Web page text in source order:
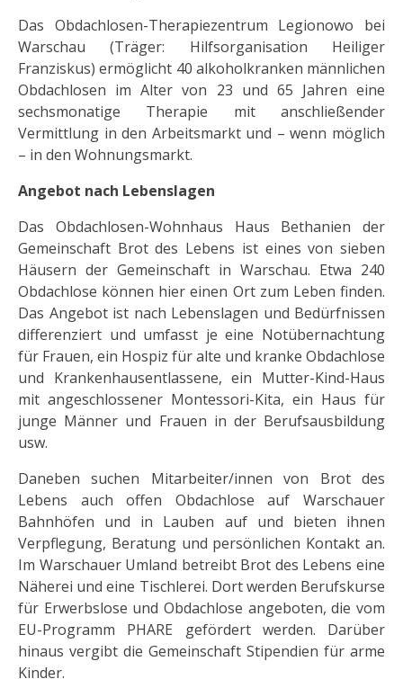
Das Obdachlosen-Therapiezentrum Legionowo bei
Warschau (Träger: Hilfsorganisation Heiliger
Franziskus) ermöglicht 40 alkoholkranken männlichen
Obdachlosen im Alter von 23 und 65 Jahren eine
sechsmonatige Therapie mit anschließender
Vermittlung in den Arbeitsmarkt und – wenn möglich
– in den Wohnungsmarkt.
Angebot nach Lebenslagen
Das Obdachlosen-Wohnhaus Haus Bethanien der
Gemeinschaft Brot des Lebens ist eines von sieben
Häusern der Gemeinschaft in Warschau. Etwa 240
Obdachlose können hier einen Ort zum Leben finden.
Das Angebot ist nach Lebenslagen und Bedürfnissen
differenziert und umfasst je eine Notübernachtung
für Frauen, ein Hospiz für alte und kranke Obdachlose
und Krankenhausentlassene, ein Mutter-Kind-Haus
mit angeschlossener Montessori-Kita, ein Haus für
junge Männer und Frauen in der Berufsausbildung
usw.
Daneben suchen Mitarbeiter/innen von Brot des
Lebens auch offen Obdachlose auf Warschauer
Bahnhöfen und in Lauben auf und bieten ihnen
Verpflegung, Beratung und persönlichen Kontakt an.
Im Warschauer Umland betreibt Brot des Lebens eine
Näherei und eine Tischlerei. Dort werden Berufskurse
für Erwerbslose und Obdachlose angeboten, die vom
EU-Programm PHARE gefördert werden. Darüber
hinaus vergibt die Gemeinschaft Stipendien für arme
Kinder.